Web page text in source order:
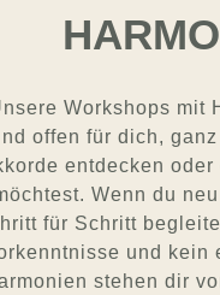
Workshops mit
offen für dich,
entdecken
Wenn du
für Schritt
und kein
stehen dir